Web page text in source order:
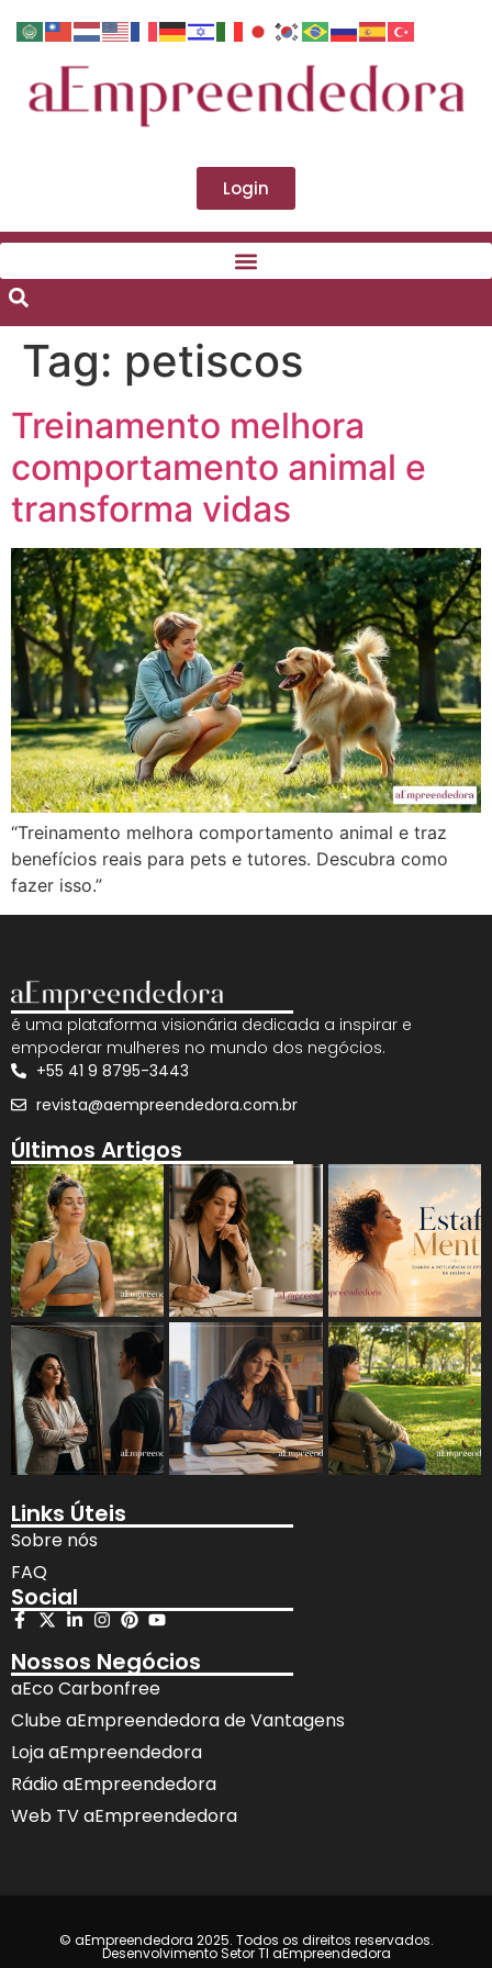
Login
Tag: petiscos
Treinamento melhora
comportamento animal e
transforma vidas
“Treinamento melhora comportamento animal e traz
benefícios reais para pets e tutores. Descubra como
fazer isso.”
é uma plataforma visionária dedicada a inspirar e
empoderar mulheres no mundo dos negócios.
+55 41 9 8795-3443
revista@aempreendedora.com.br
Últimos Artigos
Links Úteis
Sobre nós
FAQ
Social
Nossos Negócios
aEco Carbonfree
Clube aEmpreendedora de Vantagens
Loja aEmpreendedora
Rádio aEmpreendedora
Web TV aEmpreendedora
© aEmpreendedora 2025. Todos os direitos reservados.
Desenvolvimento Setor TI aEmpreendedora